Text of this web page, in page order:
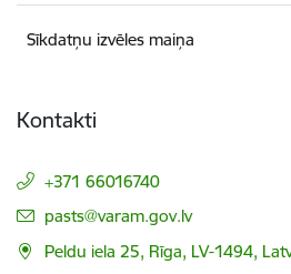
Sīkdatņu izvēles maiņa
Kontakti
+371 66016740
E-pasts:
pasts@varam.gov.lv
Peldu iela 25, Rīga, LV-1494,